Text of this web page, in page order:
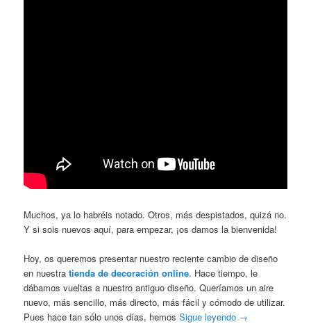
Muchos, ya lo habréis notado. Otros, más despistados, quizá no.
Y si sois nuevos aquí, para empezar, ¡os damos la bienvenida!
Hoy, os queremos presentar nuestro reciente cambio de diseño
en nuestratienda de decoración online. Hace tiempo, le
dábamos vueltas a nuestro antiguo diseño. Queríamos un aire
nuevo, más sencillo, más directo, más fácil y cómodo de utilizar.
Pues hace tan sólo unos días, hemosSigue leyendo →